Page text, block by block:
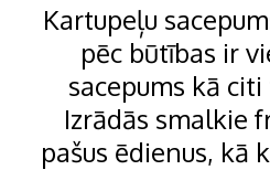
Kartupeļu
pēc būtības ir
sacepums kā
Izrādās smalkie
pašus ēdienus, kā